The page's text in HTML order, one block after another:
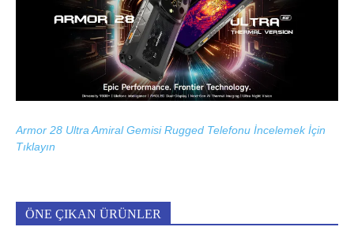
Armor 28 Ultra Amiral Gemisi Rugged Telefonu İncelemek İçin
Tıklayın
ÖNE ÇIKAN ÜRÜNLER